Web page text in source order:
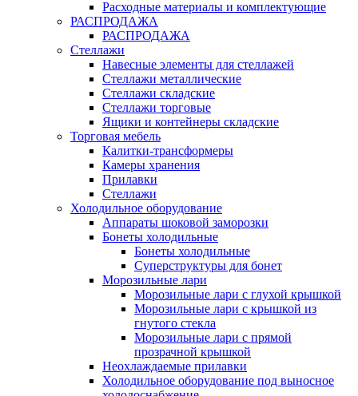
Расходные материалы и комплектующие
РАСПРОДАЖА
РАСПРОДАЖА
Стеллажи
Навесные элементы для стеллажей
Стеллажи металлические
Стеллажи складские
Стеллажи торговые
Ящики и контейнеры складские
Торговая мебель
Калитки-трансформеры
Камеры хранения
Прилавки
Стеллажи
Холодильное оборудование
Аппараты шоковой заморозки
Бонеты холодильные
Бонеты холодильные
Суперструктуры для бонет
Морозильные лари
Морозильные лари с глухой крышкой
Морозильные лари с крышкой из
гнутого стекла
Морозильные лари с прямой
прозрачной крышкой
Неохлаждаемые прилавки
Холодильное оборудование под выносное